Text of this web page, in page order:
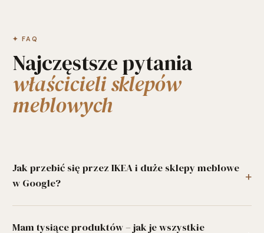
✦ FAQ
Najczęstsze pytania
właścicieli sklepów
meblowych
Jak przebić się przez IKEA i duże sklepy meblowe
w Google?
dominacji w niszach: frazy lokalne z miastem/dzielnicą, frazy
Mam tysiące produktów – jak je wszystkie